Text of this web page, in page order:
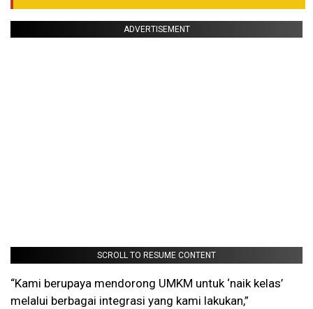
ADVERTISEMENT
SCROLL TO RESUME CONTENT
“Kami berupaya mendorong UMKM untuk ‘naik kelas’
melalui berbagai integrasi yang kami lakukan,”